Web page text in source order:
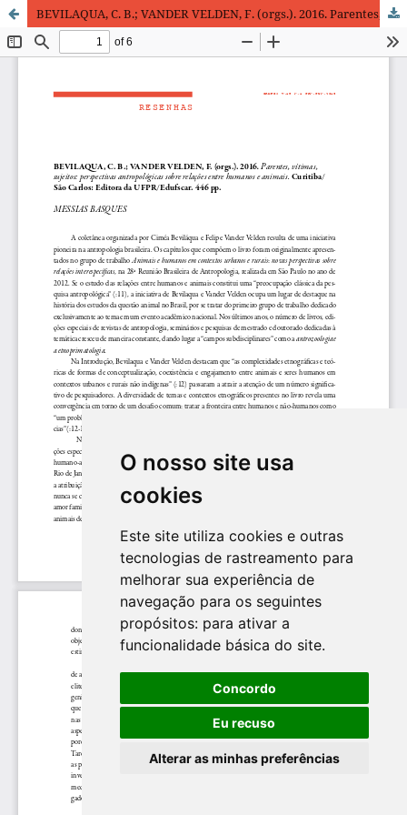
O nosso site usa
cookies
Este site utiliza cookies e outras
tecnologias de rastreamento para
melhorar sua experiência de
navegação para os seguintes
propósitos: para ativar a
funcionalidade básica do site.
Concordo
Eu recuso
Alterar as minhas preferências
BEVILAQUA, C. B.; VANDER VELDEN, F. (orgs.). 2016. Parentes, vítimas, sujeitos: perspectivas antropológicas sobre relações entre humanos e animais. Curitiba/São Carlos: Editora da UFPR/Edufscar. 446 pp.